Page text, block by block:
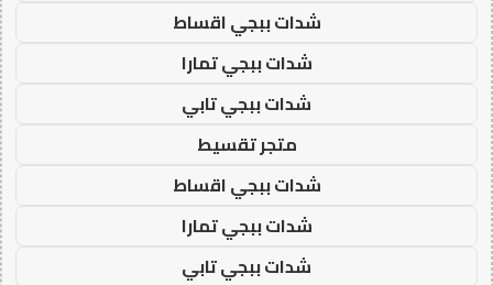
شدات ببجي اقساط
شدات ببجي تمارا
شدات ببجي تابي
متجر تقسيط
شدات ببجي اقساط
شدات ببجي تمارا
شدات ببجي تابي